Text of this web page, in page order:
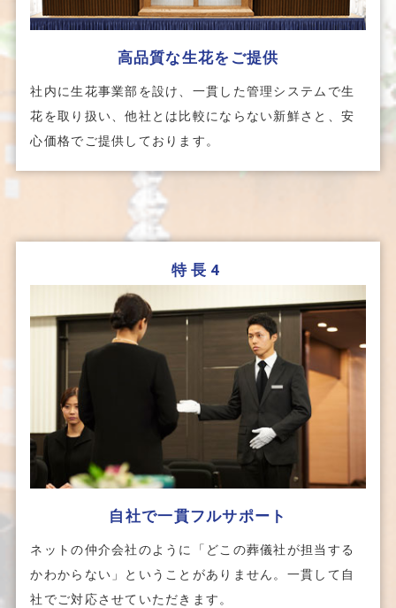
高品質な生花をご提供
社内に生花事業部を設け、一貫した管理システムで生
花を取り扱い、他社とは比較にならない新鮮さと、安
心価格でご提供しております。
特長4
⾃社で⼀貫フルサポート
ネットの仲介会社のように「どこの葬儀社が担当する
かわからない」ということがありません。一貫して自
社でご対応させていただきます。